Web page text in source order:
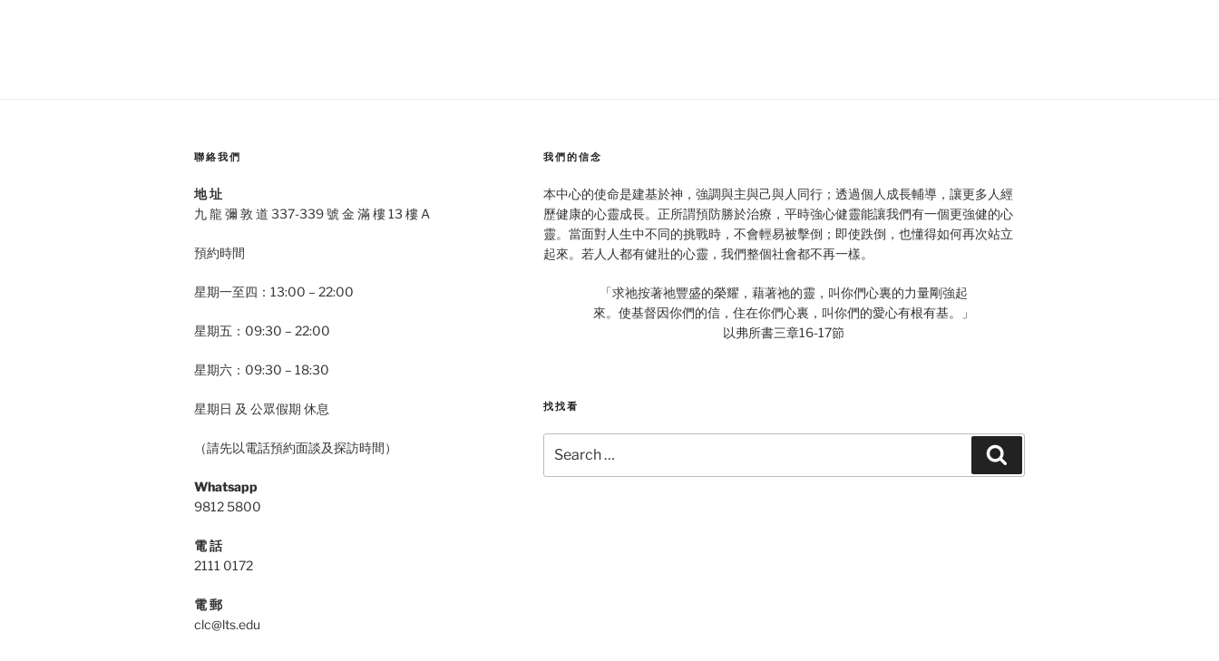
聯絡我們
地 址
九 龍 彌 敦 道 337-339 號 金 滿 樓 13 樓 A
預約時間
星期一至四：13:00 – 22:00
星期五：09:30 – 22:00
星期六：09:30 – 18:30
星期日 及 公眾假期 休息
（請先以電話預約面談及探訪時間）
Whatsapp
9812 5800
電 話
2111 0172
電 郵
clc@lts.edu
我們的信念
本中心的使命是建基於神，強調與主與己與人同行；透過個人成長輔導，讓更多人經
歷健康的心靈成長。正所謂預防勝於治療，平時強心健靈能讓我們有一個更強健的心
靈。當面對人生中不同的挑戰時，不會輕易被擊倒；即使跌倒，也懂得如何再次站立
起來。若人人都有健壯的心靈，我們整個社會都不再一樣。
「求祂按著祂豐盛的榮耀，藉著祂的靈，叫你們心裏的力量剛強起
來。使基督因你們的信，住在你們心裏，叫你們的愛心有根有基。」
以弗所書三章16-17節
找找看
for: